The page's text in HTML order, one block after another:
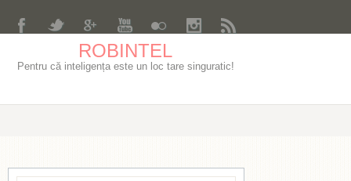
ROBINTEL
Pentru că inteligența este un loc tare singuratic!